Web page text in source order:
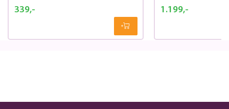
339,- 1.199,-